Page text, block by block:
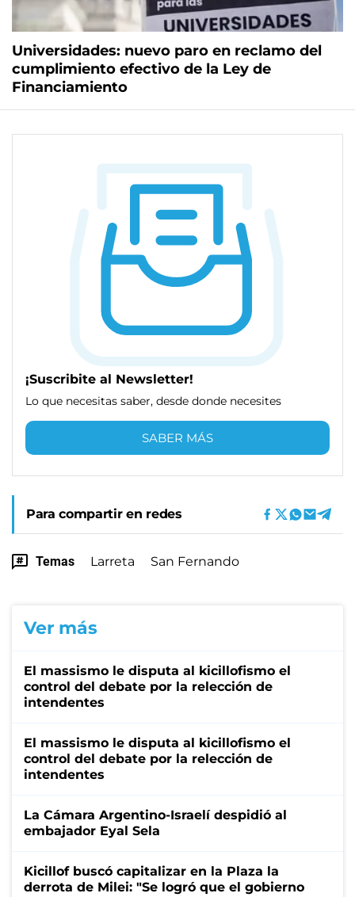
Universidades: nuevo paro en reclamo del
cumplimiento efectivo de la Ley de
Financiamiento
¡Suscribite al Newsletter!
Lo que necesitas saber, desde donde necesites
SABER MÁS
Para compartir en redes
Temas Larreta San Fernando
Ver más
El massismo le disputa al kicillofismo el
control del debate por la relección de
intendentes
El massismo le disputa al kicillofismo el
control del debate por la relección de
intendentes
La Cámara Argentino-Israelí despidió al
embajador Eyal Sela
Kicillof buscó capitalizar en la Plaza la
derrota de Milei: "Se logró que el gobierno